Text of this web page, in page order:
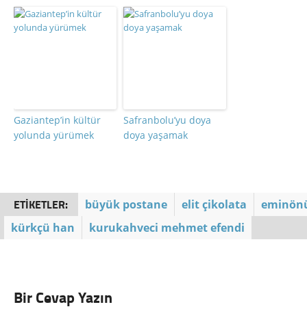
Gaziantep’in kültür
yolunda yürümek
Safranbolu’yu doya
doya yaşamak
ETIKETLER: büyük postane elit çikolata
kürkçü han
kurukahveci mehmet efendi
Bir Cevap Yazın